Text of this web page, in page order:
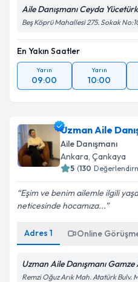
Aile Danışmanı Ceyda
Beş Köprü Mahallesi 275. Sokak
En Yakın Saatler
Yarın
09:00
Yarın
10:00
Uzman Aile
Aile Danışmanı
Ankara, Çankaya
5 (130
Eşim ve benim ailemle ilgili
neticesinde hocamıza...
Adres 1 Online
Uzman Aile Danışmanı Gamze
Remzi Oğuz Arık Mah. Atatürk Bulv.